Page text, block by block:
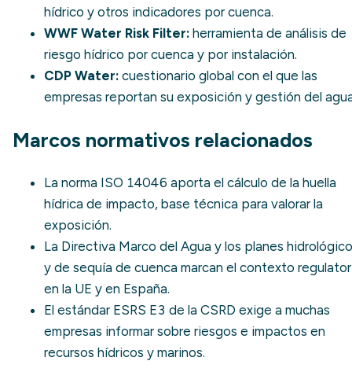
hídrico y otros indicadores por cuenca.
WWF Water Risk Filter: herramienta de análisis de
riesgo hídrico por cuenca y por instalación.
CDP Water: cuestionario global con el que las
empresas reportan su exposición y gestión del
Marcos normativos relacionados
La norma ISO 14046 aporta el cálculo de la huella
hídrica de impacto, base técnica para valorar la
exposición.
La Directiva Marco del Agua y los planes
y de sequía de cuenca marcan el contexto
en la UE y en España.
El estándar ESRS E3 de la CSRD exige a muchas
empresas informar sobre riesgos e impactos en
recursos hídricos y marinos.